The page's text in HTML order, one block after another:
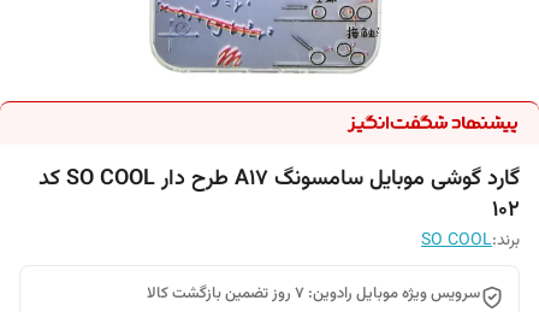
گارد گوشی موبایل سامسونگ A17 طرح دار SO COOL کد
102
برند:SO COOL
سرویس ویژه موبایل رادوین: 7 روز تضمین بازگشت کالا